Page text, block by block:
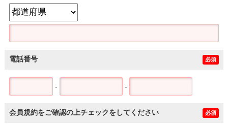
電話番号 必須
- -
会員規約をご確認の上チェックをしてください 必須